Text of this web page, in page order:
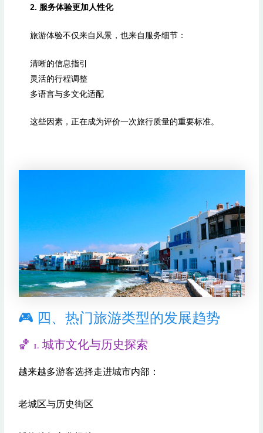
2. 服务体验更加人性化
旅游体验不仅来自风景，也来自服务细节：
清晰的信息指引
灵活的行程调整
多语言与多文化适配
这些因素，正在成为评价一次旅行质量的重要标准。
🎮 四、热门旅游类型的发展趋势
🏀 1. 城市文化与历史探索
越来越多游客选择走进城市内部：
老城区与历史街区